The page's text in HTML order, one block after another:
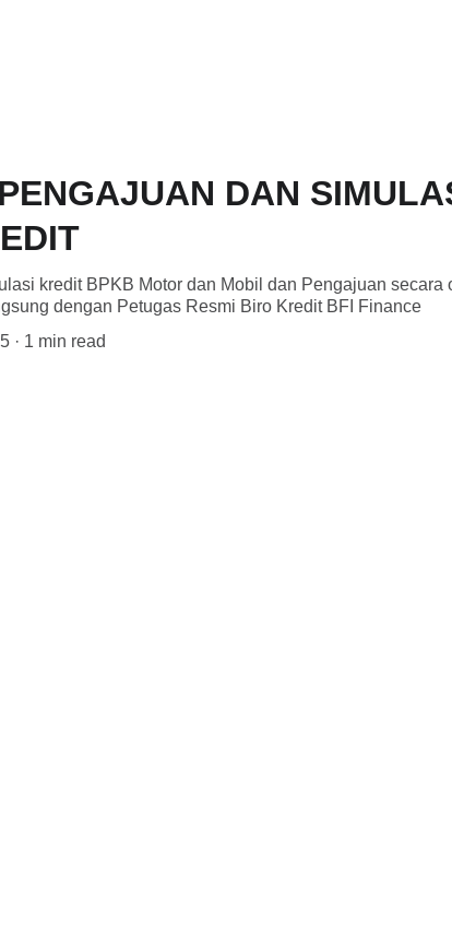
DAN
kredit BPKB Motor dan Mobil dan Pengajuan secara
dengan Petugas Resmi Biro Kredit BFI Finance
1 min read